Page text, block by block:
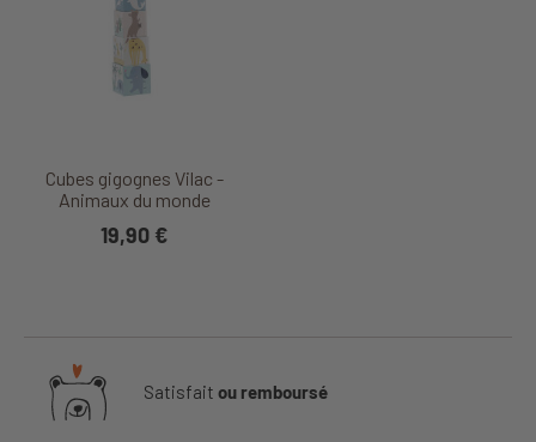
Cubes gigognes Vilac -
Animaux du monde
19,90 €
Satisfait ou remboursé